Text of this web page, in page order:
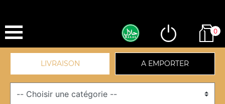
0
LIVRAISON A EMPORTER